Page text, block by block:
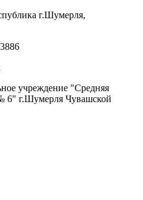
г.Шумерля,
учреждение "Средняя
6" г.Шумерля Чувашской